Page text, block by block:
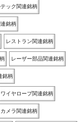
ック関連銘柄
銘柄
レストラン関連銘柄
レーザー部品関連銘柄
銘柄
ワイヤロープ関連銘柄
メラ関連銘柄